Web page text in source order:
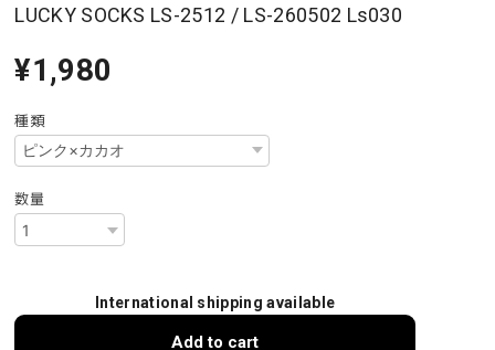
LUCKY SOCKS LS-2512 / LS-260502 Ls030
¥1,980
種類
数量
International shipping available
Add to cart